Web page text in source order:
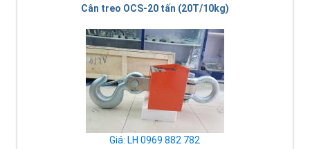
Cân treo OCS-20 tấn (20T/10kg)
Giá: LH 0969 882 782